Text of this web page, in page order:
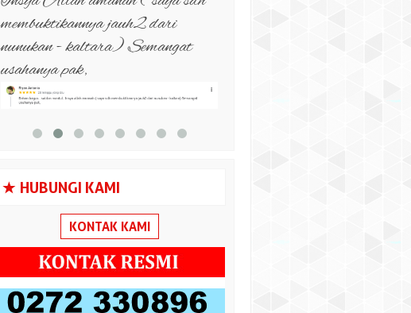
di Gading Kaos, buktikan
kualitas sablon & bordirannya